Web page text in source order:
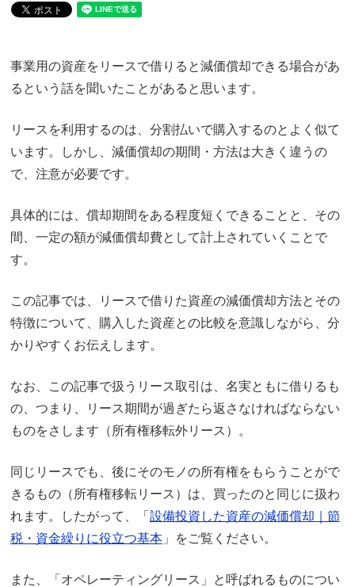
事業用の資産をリースで借りると減価償却できる場合があ
るという話を聞いたことがあると思います。
リースを利用するのは、分割払いで購入するのとよく似て
います。しかし、減価償却の期間・方法は大きく違うの
で、注意が必要です。
具体的には、償却期間をある程度短くできることと、その
間、一定の額が減価償却費として計上されていくことで
す。
この記事では、リースで借りた資産の減価償却方法とその
特徴について、購入した資産との比較を意識しながら、分
かりやすくお伝えします。
なお、この記事で扱うリース取引は、名実ともに借りるも
の、つまり、リース期間が過ぎたら返さなければならない
ものをさします（所有権移転外リース）。
同じリースでも、後にそのモノの所有権をもらうことがで
きるもの（所有権移転リース）は、買ったのと同じに扱わ
れます。したがって、「 設備投資した資産の減価償却｜節
税・資金繰りに役立つ基本 」をご覧ください。
また、「オペレーティングリース」と呼ばれるものについ